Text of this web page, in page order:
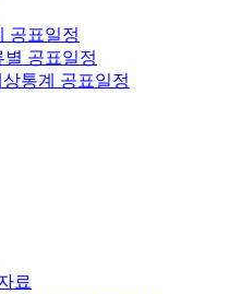
공표일정
별 공표일정
상통계 공표일정
료